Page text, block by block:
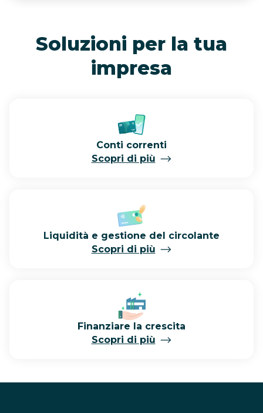
Soluzioni per la tua
impresa
Conti correnti
Scopri di più
Liquidità e gestione del circolante
Scopri di più
Finanziare la crescita
Scopri di più